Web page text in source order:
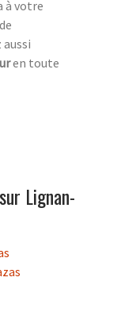
à votre
en toute
Lignan-